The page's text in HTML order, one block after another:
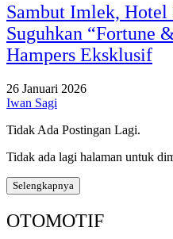
Sambut Imlek, Hotel
Suguhkan “Fortune
Hampers Eksklusif
26 Januari 2026
Iwan Sagi
Tidak Ada Postingan Lagi.
Tidak ada lagi halaman untuk
Selengkapnya
OTOMOTIF